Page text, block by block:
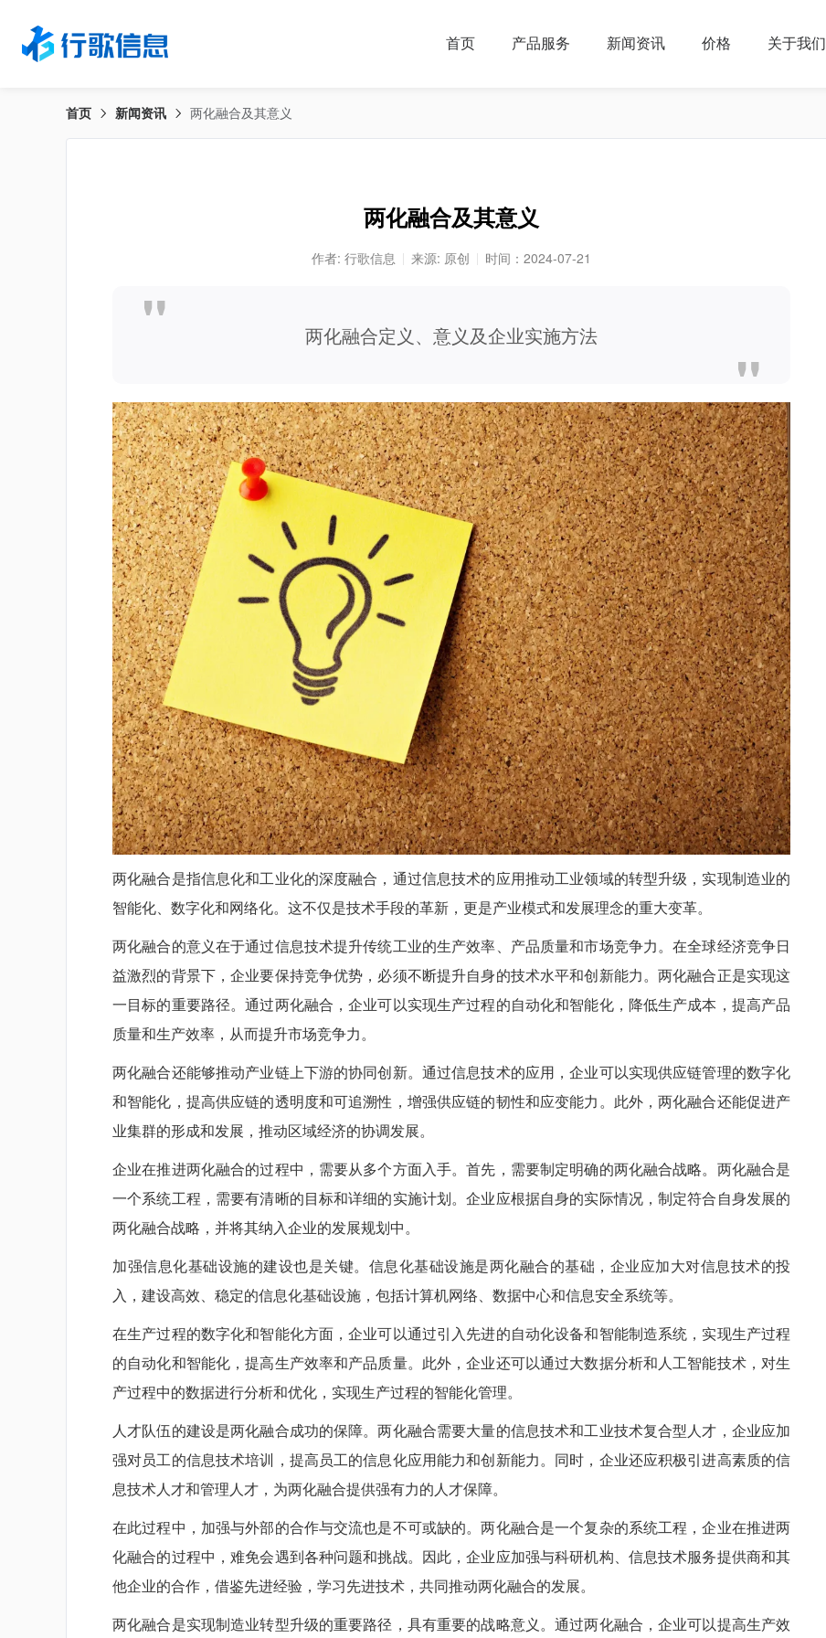
首页 产品服务 新闻资讯 价格 关于我们
首页 新闻资讯 两化融合及其意义
两化融合及其意义
作者: 行歌信息 来源: 原创 时间：2024-07-21
两化融合定义、意义及企业实施方法
两化融合是指信息化和工业化的深度融合，通过信息技术的应用推动工业领域的转型升级，实现制造业的
智能化、数字化和网络化。这不仅是技术手段的革新，更是产业模式和发展理念的重大变革。
两化融合的意义在于通过信息技术提升传统工业的生产效率、产品质量和市场竞争力。在全球经济竞争日
益激烈的背景下，企业要保持竞争优势，必须不断提升自身的技术水平和创新能力。两化融合正是实现这
一目标的重要路径。通过两化融合，企业可以实现生产过程的自动化和智能化，降低生产成本，提高产品
质量和生产效率，从而提升市场竞争力。
两化融合还能够推动产业链上下游的协同创新。通过信息技术的应用，企业可以实现供应链管理的数字化
和智能化，提高供应链的透明度和可追溯性，增强供应链的韧性和应变能力。此外，两化融合还能促进产
业集群的形成和发展，推动区域经济的协调发展。
企业在推进两化融合的过程中，需要从多个方面入手。首先，需要制定明确的两化融合战略。两化融合是
一个系统工程，需要有清晰的目标和详细的实施计划。企业应根据自身的实际情况，制定符合自身发展的
两化融合战略，并将其纳入企业的发展规划中。
加强信息化基础设施的建设也是关键。信息化基础设施是两化融合的基础，企业应加大对信息技术的投
入，建设高效、稳定的信息化基础设施，包括计算机网络、数据中心和信息安全系统等。
在生产过程的数字化和智能化方面，企业可以通过引入先进的自动化设备和智能制造系统，实现生产过程
的自动化和智能化，提高生产效率和产品质量。此外，企业还可以通过大数据分析和人工智能技术，对生
产过程中的数据进行分析和优化，实现生产过程的智能化管理。
人才队伍的建设是两化融合成功的保障。两化融合需要大量的信息技术和工业技术复合型人才，企业应加
强对员工的信息技术培训，提高员工的信息化应用能力和创新能力。同时，企业还应积极引进高素质的信
息技术人才和管理人才，为两化融合提供强有力的人才保障。
在此过程中，加强与外部的合作与交流也是不可或缺的。两化融合是一个复杂的系统工程，企业在推进两
化融合的过程中，难免会遇到各种问题和挑战。因此，企业应加强与科研机构、信息技术服务提供商和其
他企业的合作，借鉴先进经验，学习先进技术，共同推动两化融合的发展。
两化融合是实现制造业转型升级的重要路径，具有重要的战略意义。通过两化融合，企业可以提高生产效